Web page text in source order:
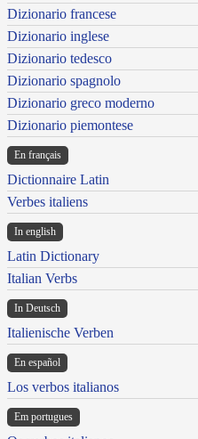
Dizionario francese
Dizionario inglese
Dizionario tedesco
Dizionario spagnolo
Dizionario greco moderno
Dizionario piemontese
En français
Dictionnaire Latin
Verbes italiens
In english
Latin Dictionary
Italian Verbs
In Deutsch
Italienische Verben
En español
Los verbos italianos
Em portugues